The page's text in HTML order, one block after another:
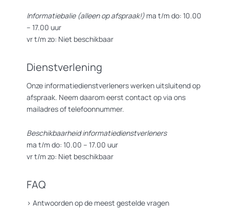
Informatiebalie (alleen op afspraak!) ma t/m do: 10.00
– 17.00 uur
vr t/m zo: Niet beschikbaar
Dienstverlening
Onze informatiedienstverleners werken uitsluitend op
afspraak. Neem daarom eerst contact op via ons
mailadres of telefoonnummer.
Beschikbaarheid informatiedienstverleners
ma t/m do: 10.00 – 17.00 uur
vr t/m zo: Niet beschikbaar
FAQ
> Antwoorden op de meest gestelde vragen